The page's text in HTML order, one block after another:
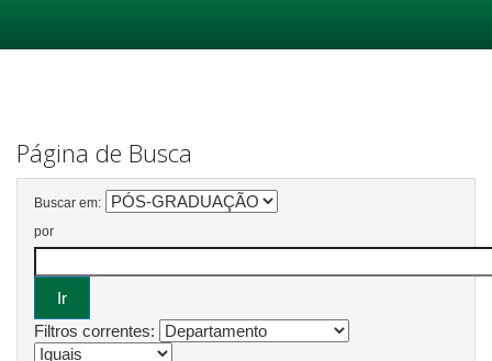
Página de Busca
Buscar em:
por
Filtros correntes: